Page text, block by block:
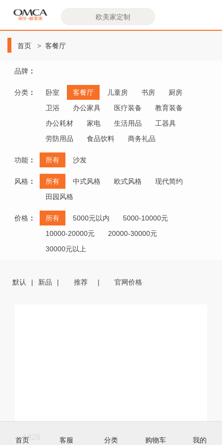
首页 客餐厅
品牌 ：
分类 ： 卧室 客餐厅 儿童房 书房
厨房
卫浴
办公家具 医疗装备
教育装备
办公耗材
家电 生活用品
工器具
劳防用品
食品饮料 商务礼品
功能 ： 所有 沙发
风格 ： 所有 中式风格 欧式风格
现代简约
田园风格
价格 ： 所有 5000元以内
5000-10000元
10000-20000元
20000-30000元
30000元以上
默认 新品 推荐 官网价格
1828
首页 客服 分类 购物车 我的